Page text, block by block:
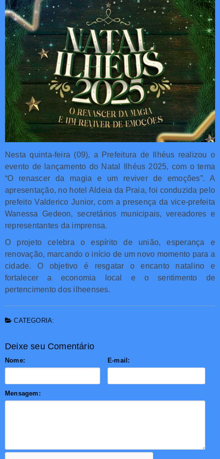
Nesta quinta-feira (09), a Prefeitura de Ilhéus realizou o
evento de lançamento do Natal Ilhéus 2025, com o tema
“O renascer da magia e um reviver de emoções”. A
apresentação, no hotel Aldeia da Praia, foi conduzida pelo
prefeito Valderico Junior, com a presença da vice-prefeita
Wanessa Gedeon, secretários municipais, vereadores e
representantes da imprensa.
O projeto celebra o espírito de união, esperança e
renovação, marcando o início de um novo momento para a
cidade. O objetivo é resgatar o encanto natalino e
fortalecer a economia local e o sentimento de
pertencimento dos ilheenses.
CATEGORIA:
Deixe seu Comentário
Nome: E-mail:
Mensagem: